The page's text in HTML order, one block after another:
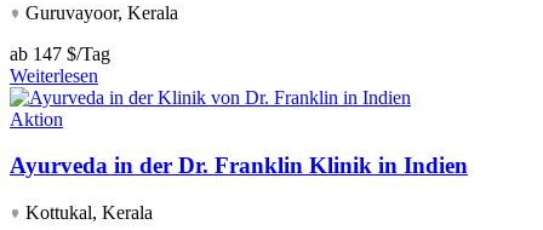
Guruvayoor, Kerala
ab 147 $/Tag
Weiterlesen
Aktion
Ayurveda in der Dr. Franklin Klinik in Indien
Kottukal, Kerala